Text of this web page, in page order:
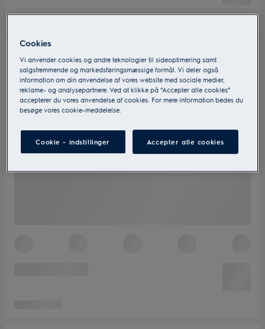
Cookies
Vi anvender cookies og andre teknologier til sideoptimering samt
salgsfremmende og markedsføringsmæssige formål. Vi deler også
information om din anvendelse af vores website med sociale medier,
reklame- og analysepartnere. Ved at klikke på “Accepter alle cookies”
accepterer du vores anvendelse af cookies. For mere information bedes du
besøge vores cookie-meddelelse.
Cookie - indstillinger Accepter alle cookies